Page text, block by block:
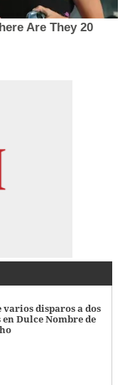
Are They 20
varios disparos a dos
Dulce Nombre de